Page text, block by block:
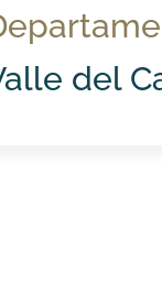
del